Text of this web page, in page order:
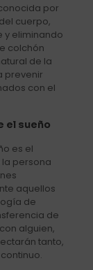
por
cuerpo,
y eliminando
colchón
de la
prevenir
con el
el sueño
es el
persona
aquellos
de
de
alguien,
tanto,